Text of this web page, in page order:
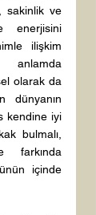
sakinlik ve
enerjisini
ilişkim
olarak da
dünyanın
kendine iyi
bulmalı,
içinde